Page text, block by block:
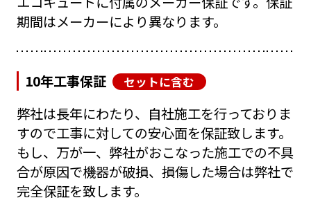
期間はメーカーにより異なります。
10年工事保証 セットに含む
弊社は長年にわたり、自社施工を行っておりま
すので工事に対しての安心面を保証致します。
もし、万が一、弊社がおこなった施工での不具
合が原因で機器が破損、損傷した場合は弊社で
完全保証を致します。